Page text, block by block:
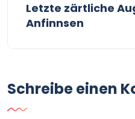
Letzte zärtliche
Anfinnsen
Schreibe einen